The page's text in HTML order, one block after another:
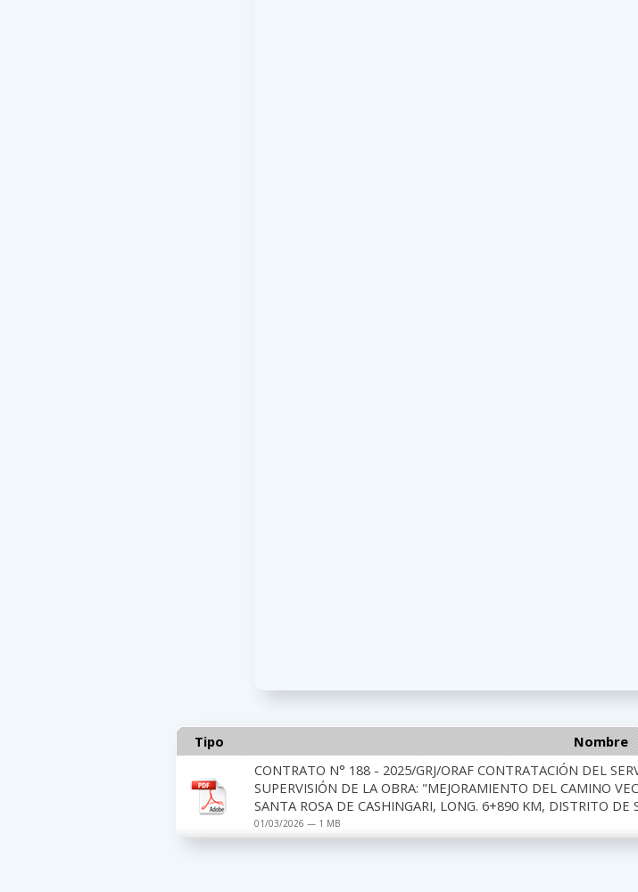
Tipo
Nombre
CONTRATO N° 188 - 2025/GRJ/ORAF CONTRATACIÓN DEL
SUPERVISIÓN DE LA OBRA: "MEJORAMIENTO DEL CAMINO
SANTA ROSA DE CASHINGARI, LONG. 6+890 KM, DISTRITO DE
01/03/2026 — 1 MB